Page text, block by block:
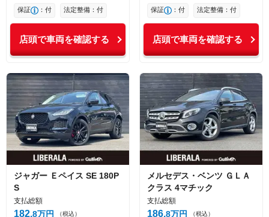
保証 ：付 法定整備：付
店頭で車両を確認する
保証 ：付 法定整備：付
店頭で車両を確認する
ジャガー Ｅペイス SE 180P
S
支払総額
182 8万円 （税込）
メルセデス・ベンツ ＧＬＡ
クラス 4マチック
支払総額
186 8万円 （税込）